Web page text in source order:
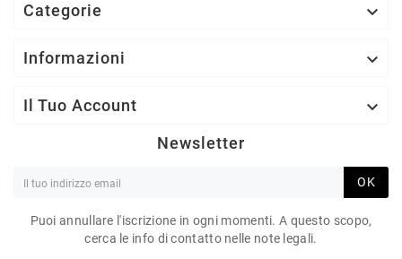
Categorie 
Informazioni 
Il Tuo Account 
Newsletter
OK
Puoi annullare l'iscrizione in ogni momenti. A questo scopo,
cerca le info di contatto nelle note legali.